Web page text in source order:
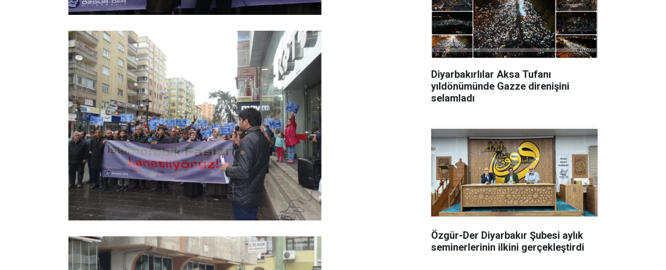
Diyarbakırlılar Aksa Tufanı
yıldönümünde Gazze direnişini
selamladı
Özgür-Der Diyarbakır Şubesi aylık
seminerlerinin ilkini gerçekleştirdi